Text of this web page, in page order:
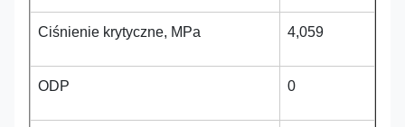
Ciśnienie krytyczne, MPa 4,059
ODP 0